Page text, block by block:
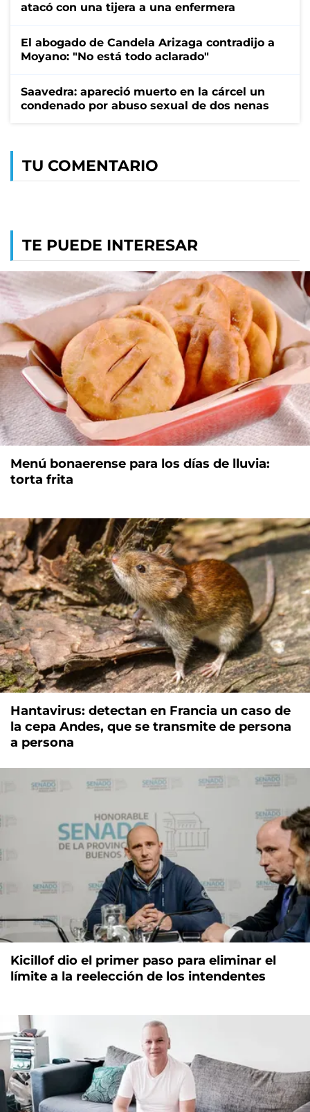
atacó con una tijera a una enfermera
El abogado de Candela Arizaga contradijo a
Moyano: "No está todo aclarado"
Saavedra: apareció muerto en la cárcel un
condenado por abuso sexual de dos nenas
TU COMENTARIO
TE PUEDE INTERESAR
Menú bonaerense para los días de lluvia:
torta frita
Hantavirus: detectan en Francia un caso de
la cepa Andes, que se transmite de persona
a persona
Kicillof dio el primer paso para eliminar el
límite a la reelección de los intendentes